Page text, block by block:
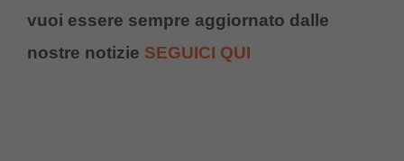
vuoi essere sempre aggiornato dalle
nostre notizie SEGUICI QUI